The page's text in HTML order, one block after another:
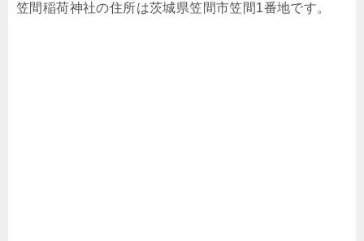
笠間稲荷神社の住所は茨城県笠間市笠間1番地です。